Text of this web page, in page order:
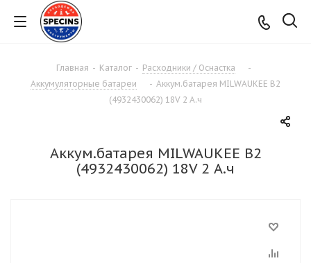
Главная - Каталог - Расходники / Оснастка
-
Аккумуляторные батареи
- Аккум.батарея MILWAUKEE B2
(4932430062) 18V 2 А.ч
Аккум.батарея MILWAUKEE B2
(4932430062) 18V 2 А.ч